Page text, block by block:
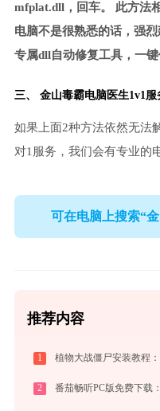
mfplat.dll，回车。 此方法
电脑不是很熟悉的话，强
专属dll自动修复工具，一键
三、 金山毒霸电脑医生1v1服
如果上面2种方法依然无法
对1服务，我们会有专业的
可在电脑上搜索“
推荐内容
1 植物大战僵尸安装教程
2